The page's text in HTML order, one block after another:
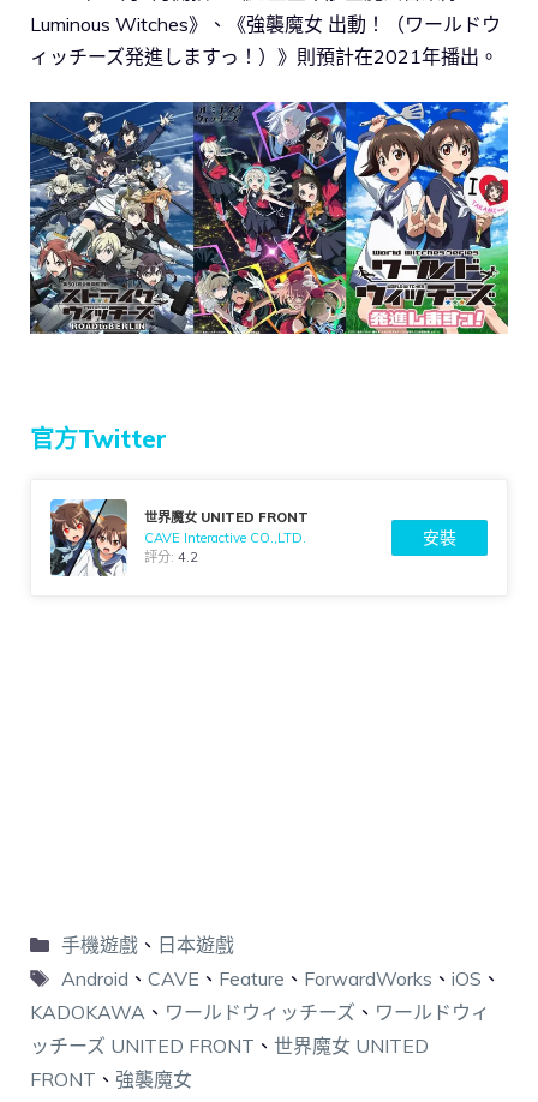
Luminous Witches》、《強襲魔女 出動！（ワールドウ
ィッチーズ発進しますっ！）》則預計在2021年播出。
官方Twitter
世界魔女 UNITED FRONT
CAVE Interactive CO.,LTD.
評分:4.2
安裝
手機遊戲、 日本遊戲
Android 、 CAVE 、 Feature 、 ForwardWorks 、 iOS 、
KADOKAWA 、 ワールドウィッチーズ 、 ワールドウィ
ッチーズ UNITED FRONT 、 世界魔女 UNITED
FRONT 、 強襲魔女